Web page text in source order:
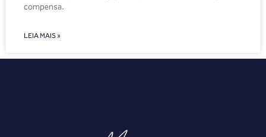
compensa.
LEIA MAIS »